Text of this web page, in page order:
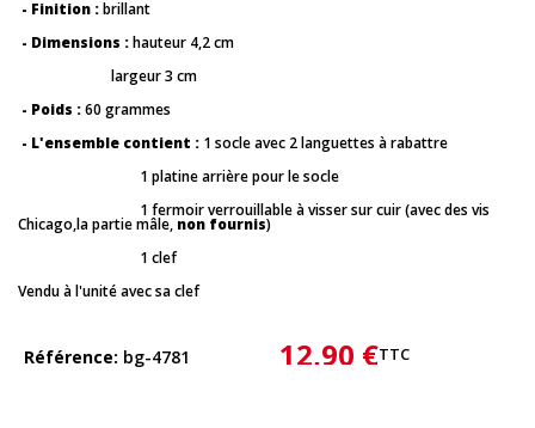
- Finition :brillant
- Dimensions :hauteur 4,2 cm
largeur 3 cm
- Poids :60 grammes
- L'ensemble contient : 1 socle avec 2 languettes à rabattre
1 platine arrière pour le socle
1 fermoir verrouillable à visser sur cuir (avec des vis
Chicago,la partie mâle, non fournis)
1 clef
Vendu à l'unité avec sa clef
Référence bg-4781 12,90 €TTC